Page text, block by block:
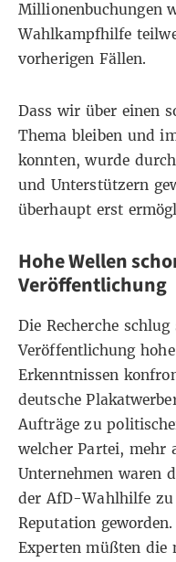
Millionenbuchungen
Wahlkampfhilfe
vorherigen Fällen.
Dass wir über einen
Thema bleiben und
konnten, wurde
und Unterstützern
überhaupt erst
Hohe Wellen
Veröffentlichung
Die Recherche
Veröffentlichung
Erkenntnissen
deutsche
Aufträge zu
welcher Partei, mehr
Unternehmen waren
der AfD-Wahlhilfe zu
Reputation
Experten müßten die